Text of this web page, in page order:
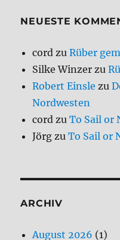
NEUESTE
cord zuRüber
Silke Winzer zu
Robert Einsle zu
Nordwesten
cord zuTo Sail or
Jörg zuTo Sail or
ARCHIV
August 2026 (1)